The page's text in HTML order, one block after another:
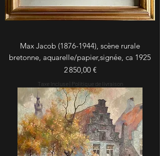
Max Jacob (1876-1944), scène rurale
bretonne, aquarelle/papier,signée, ca 1925
Prix
2 850,00 €
Taxe Incluse Politique de livraison